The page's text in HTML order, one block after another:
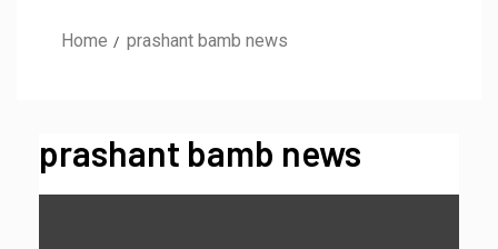
Home prashant bamb news
prashant bamb news